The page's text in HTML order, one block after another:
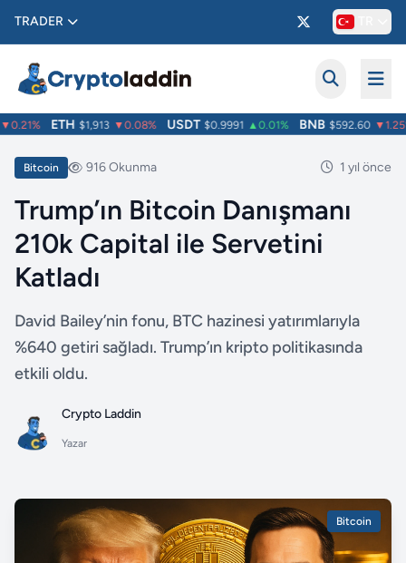
TRADER
ETH $1,913 ▼0.08% USDT $0.9991 ▲0.01% BNB $592.60 ▼1.25%
Bitcoin 916 Okunma 1 yıl önce
Trump’ın Bitcoin Danışmanı
210k Capital ile Servetini
Katladı
David Bailey’nin fonu, BTC hazinesi yatırımlarıyla
%640 getiri sağladı. Trump’ın kripto politikasında
etkili oldu.
Crypto Laddin
Yazar
Bitcoin